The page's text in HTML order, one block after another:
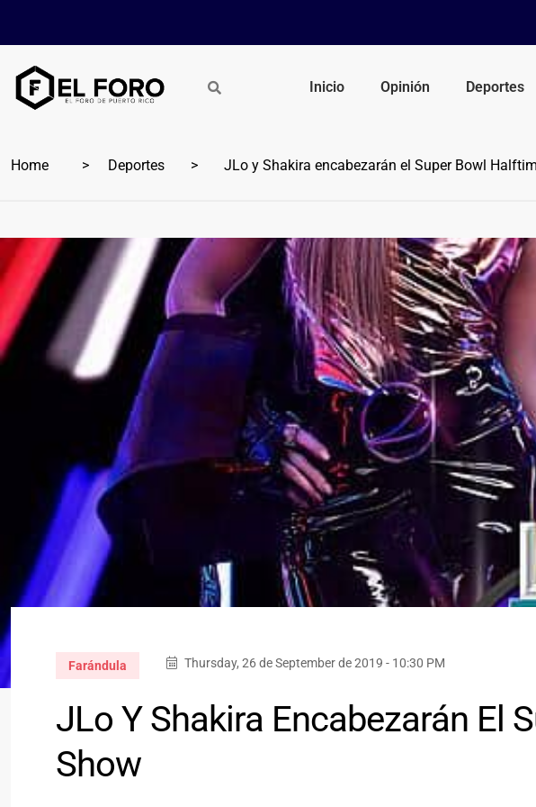
Inicio Opinión Deportes
Home Deportes JLo y Shakira encabezarán el Super Bowl
Farándula Thursday, 26 de September de 2019 - 10:30 PM
JLo Y Shakira Encabezarán El
Show